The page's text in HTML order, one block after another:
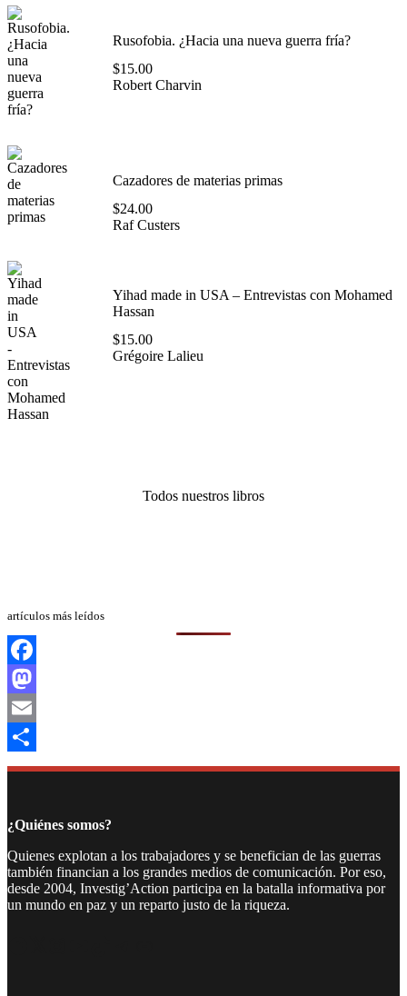
Rusofobia. ¿Hacia una nueva guerra fría?
$15.00
Robert Charvin
Cazadores de materias primas
$24.00
Raf Custers
Yihad made in USA – Entrevistas con Mohamed
Hassan
$15.00
Grégoire Lalieu
Todos nuestros libros
artículos más leídos
Facebook
Mastodon
Email
Compartir
¿Quiénes somos?
Quienes explotan a los trabajadores y se benefician de las guerras
también financian a los grandes medios de comunicación. Por eso,
desde 2004, Investig’Action participa en la batalla informativa por
un mundo en paz y un reparto justo de la riqueza.